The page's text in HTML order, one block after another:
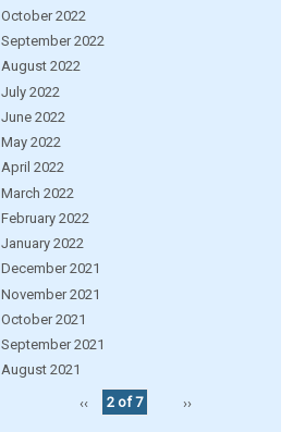
October 2022
September 2022
August 2022
July 2022
June 2022
May 2022
April 2022
March 2022
February 2022
January 2022
December 2021
November 2021
October 2021
September 2021
August 2021
‹‹
2 of 7 ››